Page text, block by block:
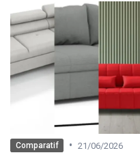
Comparatif • 21/06/2026